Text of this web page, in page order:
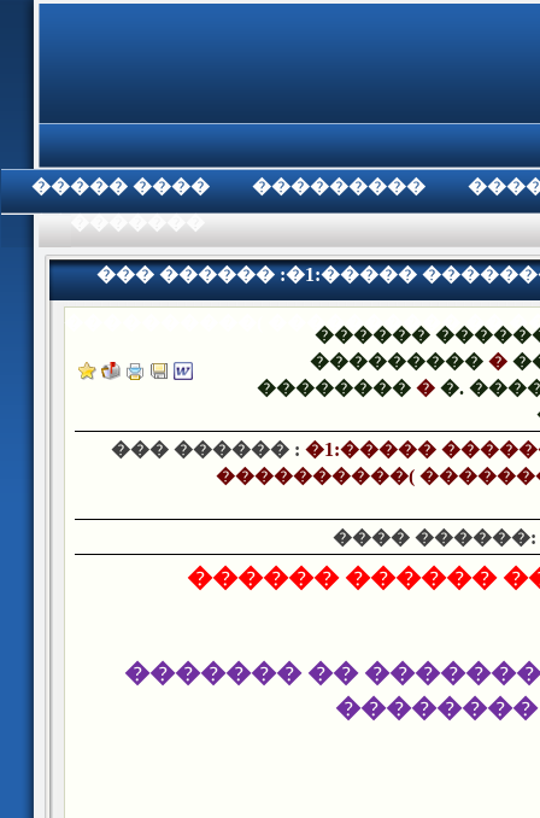
���� ����� ���������
������ :�1:����� �������ߡ ���� ���� ��
����������( ���������� ��
������
����������
��������� �.
��� ������ : �������ߡ ���� ���� ��
����������(
���� ������:
��� ���� ������
������� ��������
��������